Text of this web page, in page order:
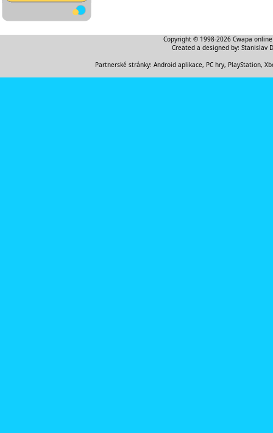
Copyright © 1998-2026 Cwapa
Created a designed by: Stanislav
Partnerské stránky: Android aplikace, PC hry, PlayStation,